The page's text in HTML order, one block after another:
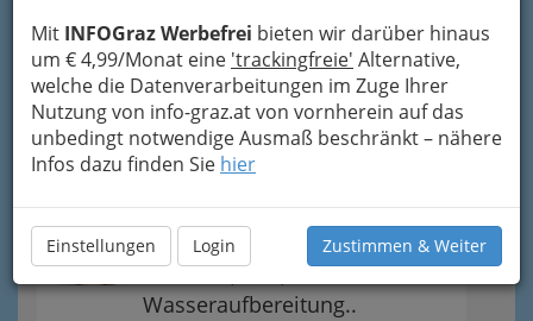
Mit INFOGraz Werbefrei bieten wir darüber hinaus
um € 4,99/Monat eine 'trackingfreie' Alternative,
welche die Datenverarbeitungen im Zuge Ihrer
Nutzung von info-graz.at von vornherein auf das
unbedingt notwendige Ausmaß beschränkt – nähere
Infos dazu finden Sie hier
Einstellungen Login Zustimmen & Weiter
Gasinstallateure /
Gasinstallateurinnen
Glaser bzw. Glaserin in Graz
Wasserinstallateure -
Toiletten, Bad,
Wasseraufbereitung..